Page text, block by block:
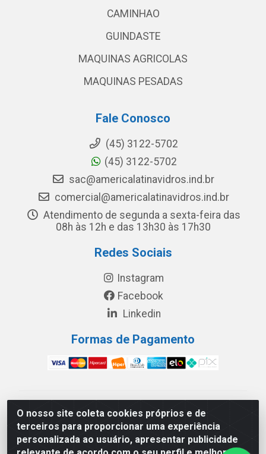
O nosso site coleta cookies próprios e de
terceiros para proporcionar uma experiência
personalizada ao usuário, apresentar publicidade
CAMINHAO
GUINDASTE
MAQUINAS AGRICOLAS
MAQUINAS PESADAS
Fale Conosco
(45) 3122-5702
(45) 3122-5702
sac@americalatinavidros.ind.br
comercial@americalatinavidros.ind.br
Atendimento de segunda a sexta-feira das
08h às 12h e das 13h30 às 17h30
Redes Sociais
Instagram
Facebook
Linkedin
Formas de Pagamento
América Latina Indústria e Comércio de Vidros LTDA -
CNPJ 19.813.045/0001-03 - Rua Carlos Drummond de
Andrade, 151 Núcleo Industrial III – Cascavel/PR - CEP
85.811-530